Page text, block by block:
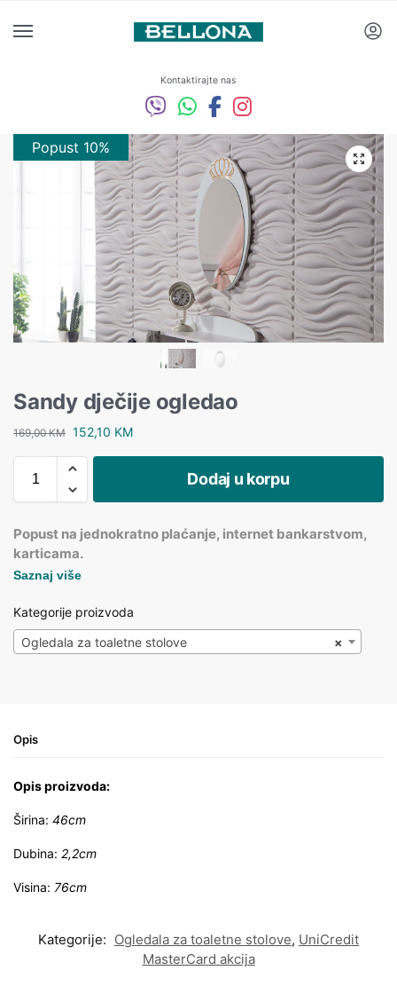
Kontaktirajte nas
Popust 10%
Sandy dječije ogledao
169,00KM 152,10 KM
Dodaj u korpu
Popust na jednokratno plaćanje, internet bankarstvom,
karticama.
Saznaj više
Kategorije proizvoda
×
Ogledala za toaletne stolove
Opis
Opis proizvoda:
Širina: 46cm
Dubina: 2,2cm
Visina: 76cm
Kategorije: Ogledala za toaletne stolove, UniCredit
MasterCard akcija